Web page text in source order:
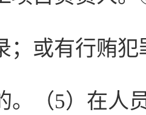
；或有行贿
。（5）在人